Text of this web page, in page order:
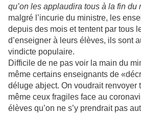
qu’on les applaudira tous à la fin du
malgré l’incurie du ministre, les
depuis des mois et tentent par tous
d’enseigner à leurs élèves, ils sont
vindicte populaire.
Difficile de ne pas voir la main du
même certains enseignants de
déluge abject. On voudrait renvoyer
même ceux fragiles face au
élèves qu’on ne s’y prendrait pas